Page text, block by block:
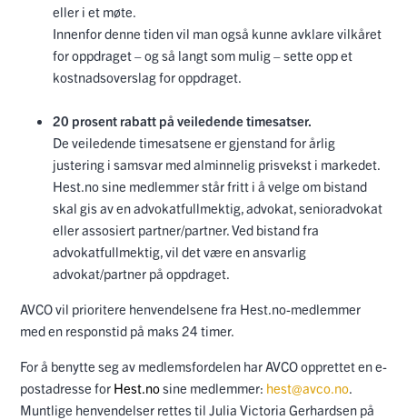
eller i et møte.
Innenfor denne tiden vil man også kunne avklare vilkåret
for oppdraget – og så langt som mulig – sette opp et
kostnadsoverslag for oppdraget.
20 prosent rabatt på veiledende timesatser.
De veiledende timesatsene er gjenstand for årlig
justering i samsvar med alminnelig prisvekst i markedet.
Hest.no sine medlemmer står fritt i å velge om bistand
skal gis av en advokatfullmektig, advokat, senioradvokat
eller assosiert partner/partner. Ved bistand fra
advokatfullmektig, vil det være en ansvarlig
advokat/partner på oppdraget.
AVCO vil prioritere henvendelsene fra Hest.no-medlemmer
med en responstid på maks 24 timer.
For å benytte seg av medlemsfordelen har AVCO opprettet en e-
postadresse for Hest.nosine medlemmer: hest@avco.no.
Muntlige henvendelser rettes til Julia Victoria Gerhardsen på